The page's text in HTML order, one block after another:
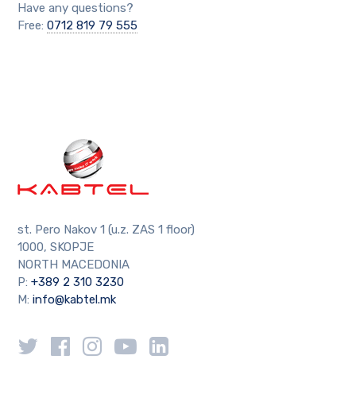
Have any questions?
Free:0712 819 79 555
st. Pero Nakov 1 (u.z. ZAS 1 floor)
1000, SKOPJE
NORTH MACEDONIA
P: +389 2 310 3230
M:info@kabtel.mk